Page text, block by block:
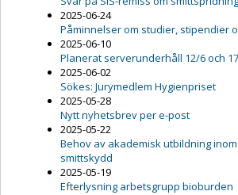
2025-06-24
Påminnelser om studier, stipendier
2025-06-10
Planerat serverunderhåll 12/6 och
2025-06-02
Sökes: Jurymedlem Hygienpriset
2025-05-28
Nytt nyhetsbrev per e-post
2025-05-22
Behov av akademisk utbildning
smittskydd
2025-05-19
Efterlysning arbetsgrupp bioburden